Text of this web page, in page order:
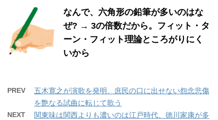
なんで、六角形の鉛筆が多いのはな
ぜ? → 3の倍数だから。フィット・タ
ーン・フィット理論ところがりにく
いから
PREV
五木寛之が演歌を発明、庶民の口に出せない怨念悲傷
を艶なる試曲に転じて歌う
NEXT 関東味は関西よりも濃いのは江戸時代、徳川家康が多